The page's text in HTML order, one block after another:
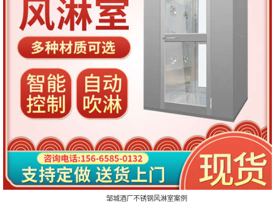
邹城酒厂不锈钢风淋室案例